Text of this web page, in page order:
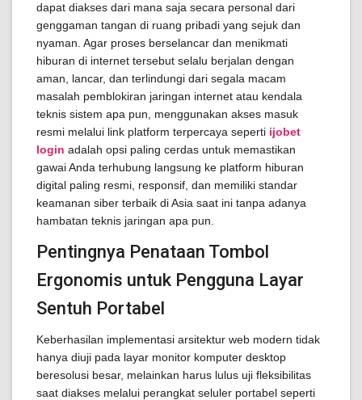
dapat diakses dari mana saja secara personal dari
genggaman tangan di ruang pribadi yang sejuk dan
nyaman. Agar proses berselancar dan menikmati
hiburan di internet tersebut selalu berjalan dengan
aman, lancar, dan terlindungi dari segala macam
masalah pemblokiran jaringan internet atau kendala
teknis sistem apa pun, menggunakan akses masuk
resmi melalui link platform terpercaya seperti ijobet
login adalah opsi paling cerdas untuk memastikan
gawai Anda terhubung langsung ke platform hiburan
digital paling resmi, responsif, dan memiliki standar
keamanan siber terbaik di Asia saat ini tanpa adanya
hambatan teknis jaringan apa pun.
Pentingnya Penataan Tombol
Ergonomis untuk Pengguna Layar
Sentuh Portabel
Keberhasilan implementasi arsitektur web modern tidak
hanya diuji pada layar monitor komputer desktop
beresolusi besar, melainkan harus lulus uji fleksibilitas
saat diakses melalui perangkat seluler portabel seperti